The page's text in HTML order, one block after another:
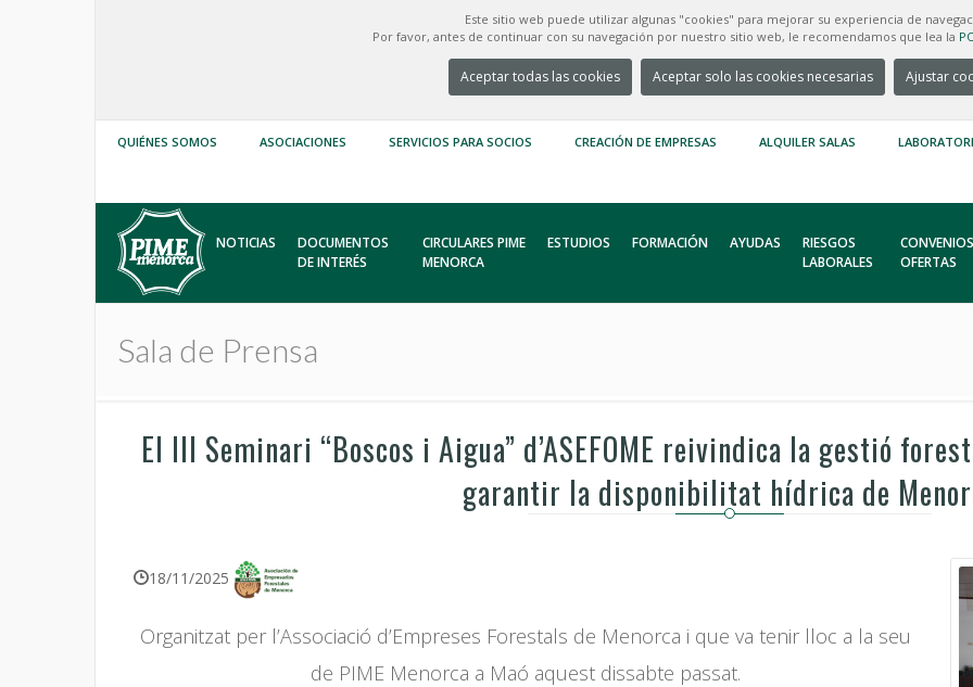
Este sitio web puede utilizar algunas "cookies" para mejorar su experiencia de
Por favor, antes de continuar con su navegación por nuestro sitio web, le recomendamos que lea la
Aceptar todas las cookies Aceptar solo las cookies necesarias Ajustar
QUIÉNES SOMOS ASOCIACIONES SERVICIOS PARA SOCIOS CREACIÓN DE EMPRESAS ALQUILER SALAS
NOTICIAS
DOCUMENTOS
DE INTERÉS
CIRCULARES PIME
MENORCA
ESTUDIOS FORMACIÓN AYUDAS
RIESGOS
LABORALES
OFERTAS
Sala de Prensa
El III Seminari “Boscos i Aigua” d’ASEFOME reivindica la gestió
garantir la disponibilitat hídrica de
18/11/2025
Organitzat per l’Associació d’Empreses Forestals de Menorca i que va tenir lloc a la seu
de PIME Menorca a Maó aquest dissabte passat.